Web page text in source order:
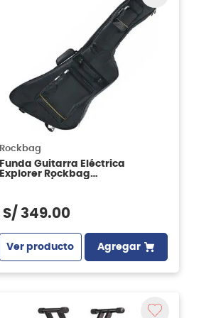
Rockbag
Funda Guitarra Eléctrica
Explorer Rockbag
S/ 349.00
Ver producto Agregar